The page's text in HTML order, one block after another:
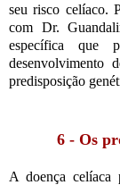
seu risco celíaco.
com Dr.
específica que
desenvolvimento
predisposição
6 - Os
A doença celíaca